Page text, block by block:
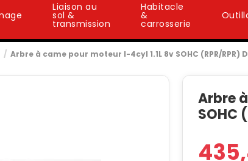
Liaison au
sol &
transmission
Habitacle
&
carrosserie
Arbre à came pour moteur I-4cyl 1.1L 8v SOHC (RPR/RPR)
Arbre
SOHC